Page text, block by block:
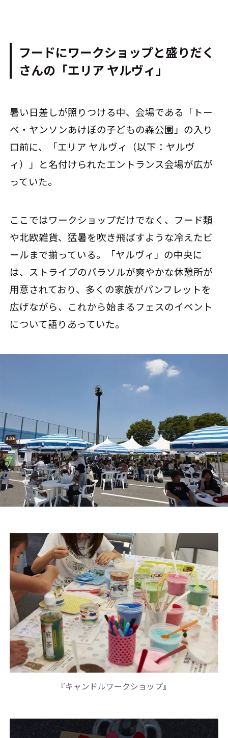
フードにワークショップと盛りだく
さんの「エリア ヤルヴィ」
暑い日差しが照りつける中、会場である「トー
ベ・ヤンソンあけぼの子どもの森公園」の入り
口前に、「エリア ヤルヴィ（以下：ヤルヴ
ィ）」と名付けられたエントランス会場が広が
っていた。
ここではワークショップだけでなく、フード類
や北欧雑貨、猛暑を吹き飛ばすような冷えたビ
ールまで揃っている。「ヤルヴィ」の中央に
は、ストライプのパラソルが爽やかな休憩所が
用意されており、多くの家族がパンフレットを
広げながら、これから始まるフェスのイベント
について語りあっていた。
『キャンドルワークショップ』